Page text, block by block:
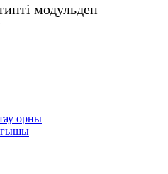
модульден
орны